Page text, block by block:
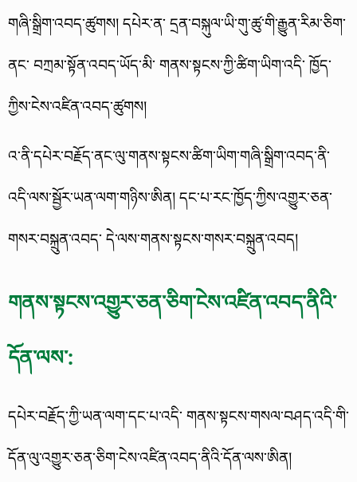
གཞི་སྒྲིག་འབད་ཚུགས། དཔེར་ན་ དྲན་བསྐུལ་ཡི་གུ་ཚུ་གི་རྒྱུན་རིམ་ཅིག་
ནང་ བཀྲམ་སྟོན་འབད་ཡོད་མི་ གནས་སྟངས་ཀྱི་ཚིག་ཡིག་འདི་ ཁྱོད་
ཀྱིས་ངེས་འཛིན་འབད་ཚུགས།
འ་ནི་དཔེར་བརྗོད་ནང་ལུ་གནས་སྟངས་ཚིག་ཡིག་གཞི་སྒྲིག་འབད་ནི་
འདི་ལས་སྦྱོར་ཡན་ལག་གཉིས་ཨིན། དང་པ་རང་ཁྱོད་ཀྱིས་འགྱུར་ཅན་
གསར་བསྐྲུན་འབད་ དེ་ལས་གནས་སྟངས་གསར་བསྐྲུན་འབད།
གནས་སྟངས་འགྱུར་ཅན་ཅིག་ངེས་འཛིན་འབད་ནིའི་
དོན་ལས་:
དཔེར་བརྗོད་ཀྱི་ཡན་ལག་དང་པ་འདི་ གནས་སྟངས་གསལ་བཤད་འདི་གི་
དོན་ལུ་འགྱུར་ཅན་ཅིག་ངེས་འཛིན་འབད་ནིའི་དོན་ལས་ཨིན།